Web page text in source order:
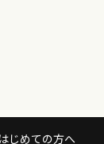
じめての方へ